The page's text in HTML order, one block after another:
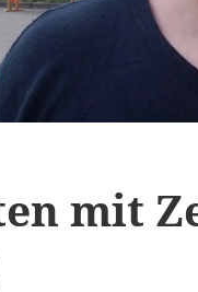
mit